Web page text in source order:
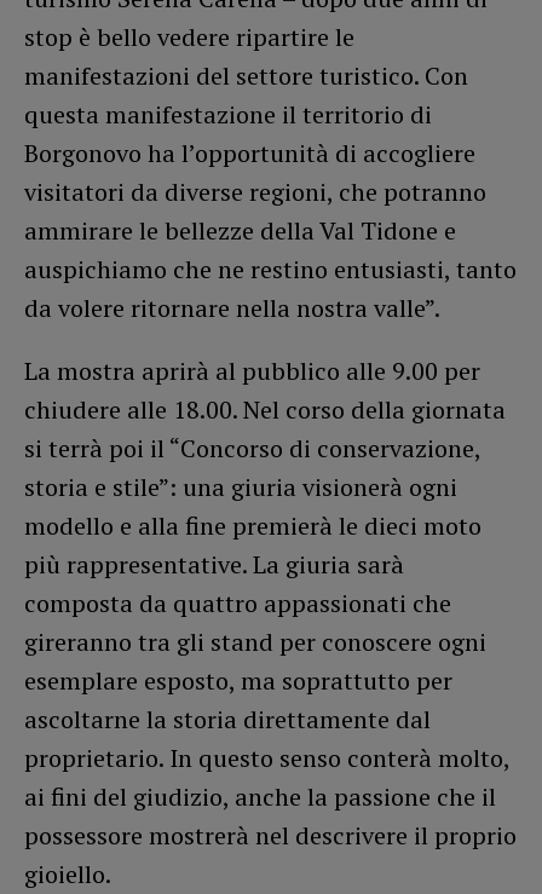
stop è bello vedere ripartire le
manifestazioni del settore turistico. Con
questa manifestazione il territorio di
Borgonovo ha l’opportunità di accogliere
visitatori da diverse regioni, che potranno
ammirare le bellezze della Val Tidone e
auspichiamo che ne restino entusiasti, tanto
da volere ritornare nella nostra valle”.
La mostra aprirà al pubblico alle 9.00 per
chiudere alle 18.00. Nel corso della giornata
si terrà poi il “Concorso di conservazione,
storia e stile”: una giuria visionerà ogni
modello e alla fine premierà le dieci moto
più rappresentative. La giuria sarà
composta da quattro appassionati che
gireranno tra gli stand per conoscere ogni
esemplare esposto, ma soprattutto per
ascoltarne la storia direttamente dal
proprietario. In questo senso conterà molto,
ai fini del giudizio, anche la passione che il
possessore mostrerà nel descrivere il proprio
gioiello.